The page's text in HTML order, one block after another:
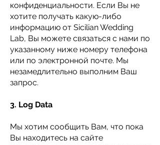
конфиденциальности. Если Вы не
хотите получать какую-либо
информацию от Sicilian Wedding
Lab, Вы можете связаться с нами по
указанному ниже номеру телефона
или по электронной почте. Мы
незамедлительно выполним Ваш
запрос.
3. Log Data
Мы хотим сообщить Вам, что пока
Вы находитесь на сайте